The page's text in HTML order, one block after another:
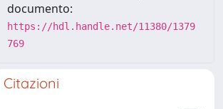
documento:
https://hdl.handle.net/11380/1379
769
Citazioni